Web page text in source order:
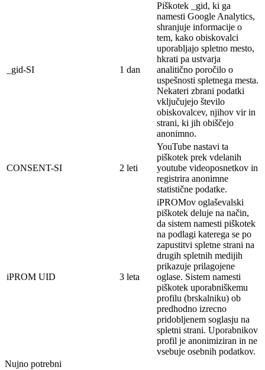
_gid-SI 1 dan
Piškotek _gid, ki ga
namesti Google Analytics,
shranjuje informacije o
tem, kako obiskovalci
uporabljajo spletno mesto,
hkrati pa ustvarja
analitično poročilo o
uspešnosti spletnega mesta.
Nekateri zbrani podatki
vključujejo število
obiskovalcev, njihov vir in
strani, ki jih obiščejo
anonimno.
CONSENT-SI 2 leti
YouTube nastavi ta
piškotek prek vdelanih
youtube videoposnetkov in
registrira anonimne
statistične podatke.
iPROM UID 3 leta
iPROMov oglaševalski
piškotek deluje na način,
da sistem namesti piškotek
na podlagi katerega se po
zapustitvi spletne strani na
drugih spletnih medijih
prikazuje prilagojene
oglase. Sistem namesti
piškotek uporabniškemu
profilu (brskalniku) ob
predhodno izrecno
pridobljenem soglasju na
spletni strani. Uporabnikov
profil je anonimiziran in ne
vsebuje osebnih podatkov.
Nujno potrebni